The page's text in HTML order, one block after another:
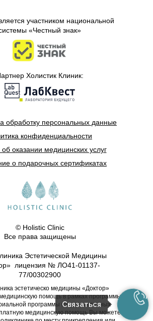
© Holistic Clinic
Все права защищены
обработку персональных данные
конфиденциальности
об оказании медицинских услуг
о подарочных сертификатах
Эстетической Медицины
лицензия № ЛО41-01137-
77/00302900
участником национальной
«Честный знак»
Холистик Клиник:
эстетическо медицины «Доктор»
помощь в рамках программы
программы государственных
медицинскую помощь Вы можете
Связаться